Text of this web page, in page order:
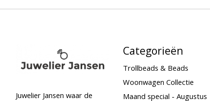
Juwelier Jansen waar de
Categorieën
Trollbeads & Beads
Woonwagen Collectie
Maand special - Augustus